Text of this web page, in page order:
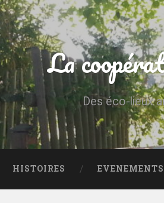
La
Des éco-lieux
HISTOIRES EVENEMENTS